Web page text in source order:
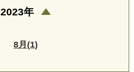
2023年
8月(1)